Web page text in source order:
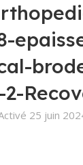
2-
25 juin